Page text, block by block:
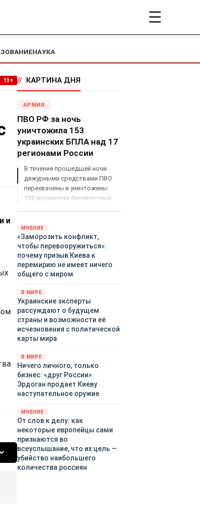
☰
НАУКА
13+
и
// КАРТИНА ДНЯ
АРМИЯ
ПВО РФ за ночь
уничтожила 153
украинских БПЛА над 17
регионами России
В течение прошедшей ночи
дежурными средствами ПВО
перехвачены и уничтожены
153 украинских беспилотных
территориями Белгородской,
Брянской, Владимирской,
Воронежской, Калужской,
Курской, Липецкой,
Орловской, Ростовской,
Рязанской, Самарской,
Тульской областей,
Московского региона,
Республики Крым, Республики
Татарстан, Краснодарского
края и над акваториями
МНЕНИЕ
«Заморозить конфликт,
чтобы перевооружиться»:
почему призыв Киева к
перемирию не имеет ничего
общего с миром
В МИРЕ
Украинские эксперты
рассуждают о будущем
страны и возможности её
исчезновения с политической
карты мира
В МИРЕ
Ничего личного, только
бизнес: «друг России»
Эрдоган продает Киеву
наступательное оружие
МНЕНИЕ
От слов к делу: как
некоторые европейцы сами
признаются во
всеуслышание, что их цель —
убийство наибольшего
количества россиян